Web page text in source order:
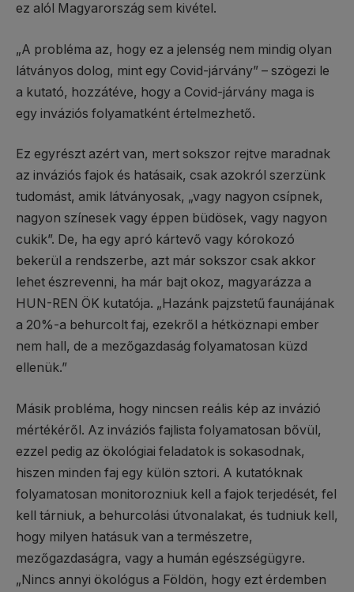
ez alól Magyarország sem kivétel.
„A probléma az, hogy ez a jelenség nem mindig olyan
látványos dolog, mint egy Covid-járvány” – szögezi le
a kutató, hozzátéve, hogy a Covid-járvány maga is
egy inváziós folyamatként értelmezhető.
Ez egyrészt azért van, mert sokszor rejtve maradnak
az inváziós fajok és hatásaik, csak azokról szerzünk
tudomást, amik látványosak, „vagy nagyon csípnek,
nagyon színesek vagy éppen büdösek, vagy nagyon
cukik”. De, ha egy apró kártevő vagy kórokozó
bekerül a rendszerbe, azt már sokszor csak akkor
lehet észrevenni, ha már bajt okoz, magyarázza a
HUN-REN ÖK kutatója. „Hazánk pajzstetű faunájának
a 20%-a behurcolt faj, ezekről a hétköznapi ember
nem hall, de a mezőgazdaság folyamatosan küzd
ellenük.”
Másik probléma, hogy nincsen reális kép az invázió
mértékéről. Az inváziós fajlista folyamatosan bővül,
ezzel pedig az ökológiai feladatok is sokasodnak,
hiszen minden faj egy külön sztori. A kutatóknak
folyamatosan monitorozniuk kell a fajok terjedését, fel
kell tárniuk, a behurcolási útvonalakat, és tudniuk kell,
hogy milyen hatásuk van a természetre,
mezőgazdaságra, vagy a humán egészségügyre.
„Nincs annyi ökológus a Földön, hogy ezt érdemben